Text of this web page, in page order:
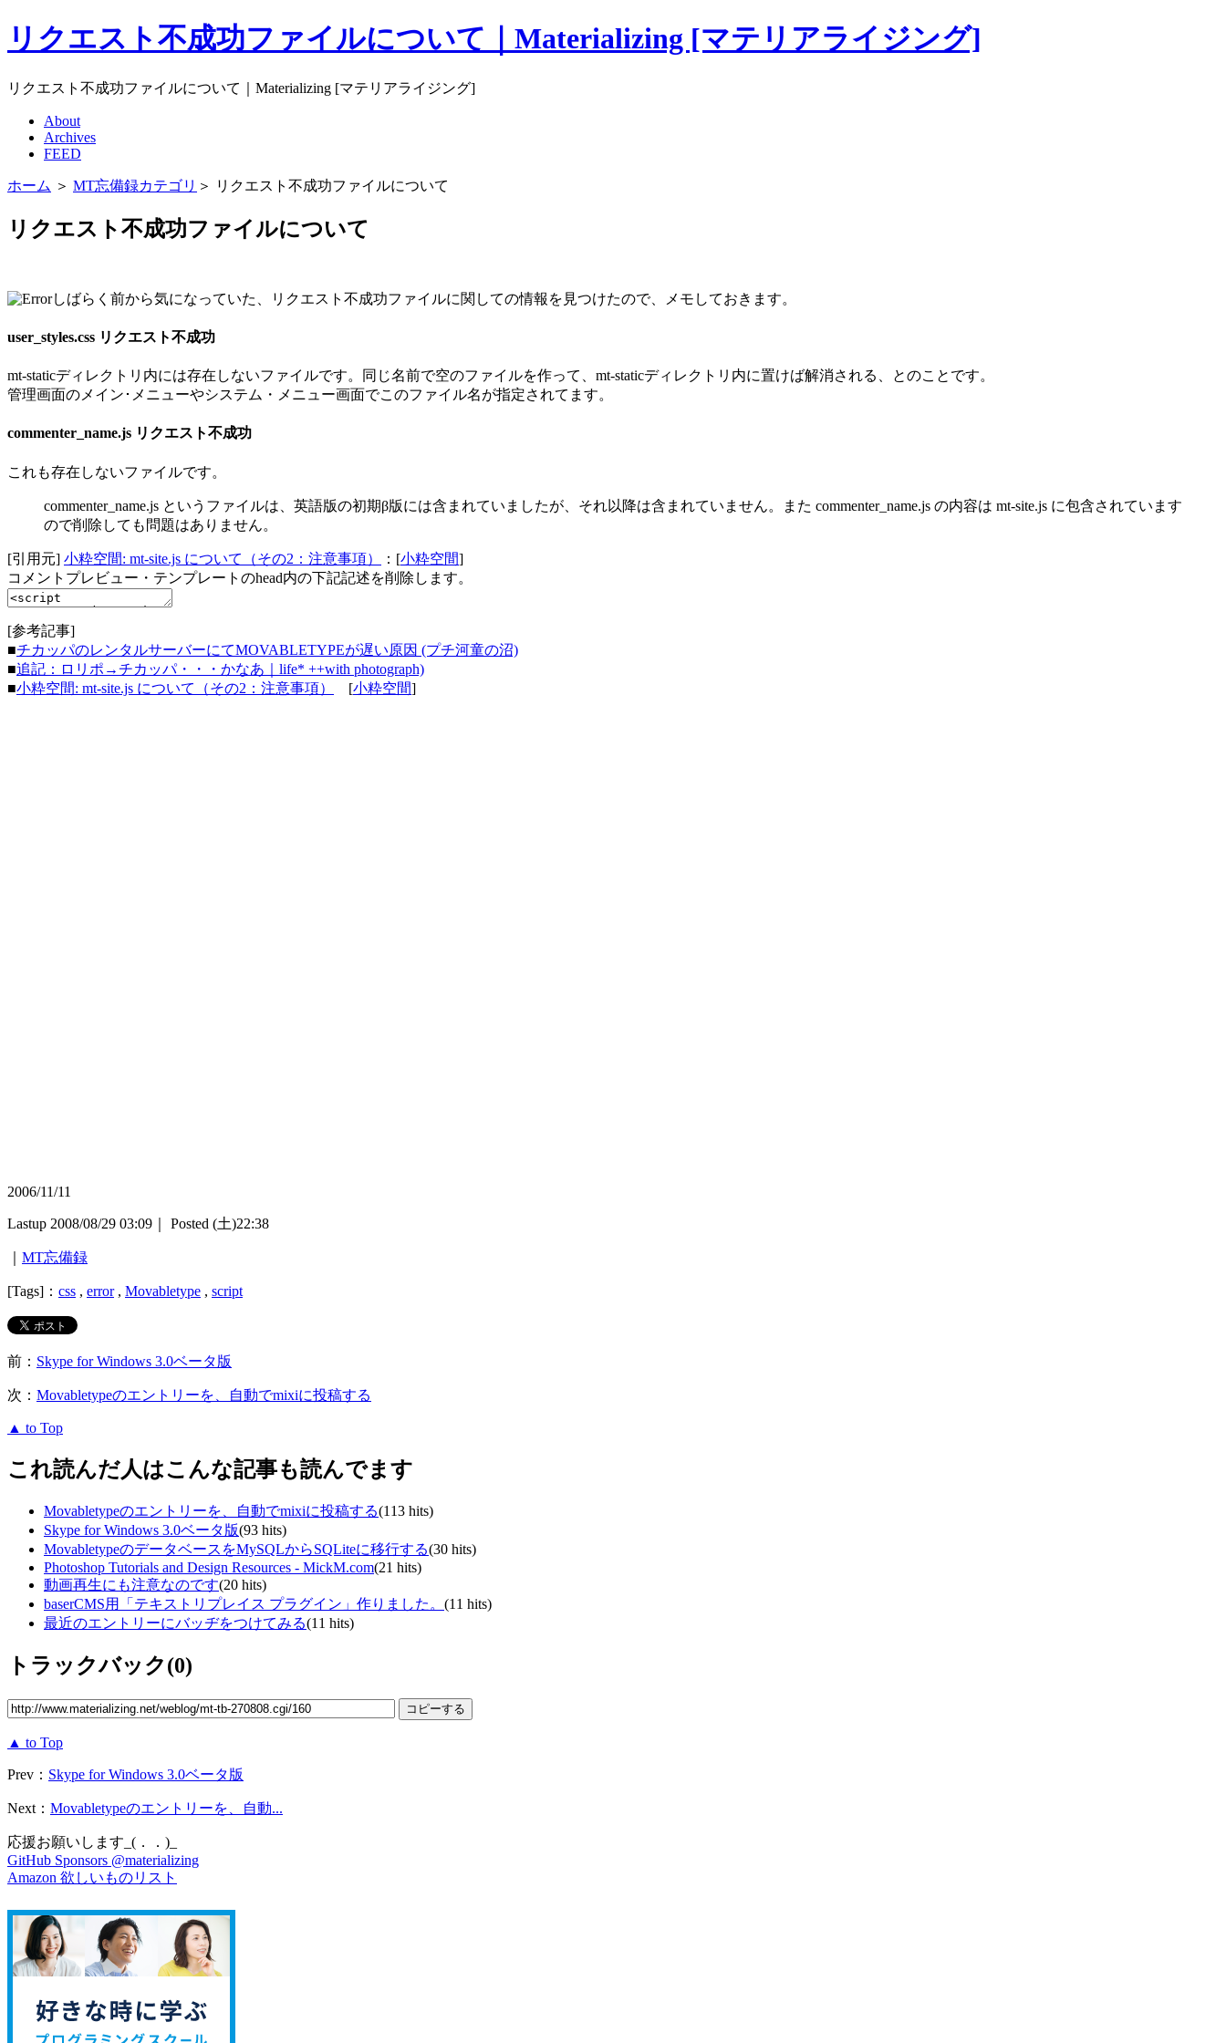
リクエスト不成功ファイルについて｜Materializing [マテリアライジング]
リクエスト不成功ファイルについて｜Materializing [マテリアライジング]
About
Archives
FEED
ホーム ＞ MT忘備録カテゴリ ＞ リクエスト不成功ファイルについて
リクエスト不成功ファイルについて
しばらく前から気になっていた、リクエスト不成功ファイルに関しての情報を見つけたので、メモしておきます。
user_styles.css リクエスト不成功
mt-staticディレクトリ内には存在しないファイルです。同じ名前で空のファイルを作って、mt-staticディレクトリ内に置けば解消される、とのことです。
管理画面のメイン･メニューやシステム・メニュー画面でこのファイル名が指定されてます。
commenter_name.js リクエスト不成功
これも存在しないファイルです。
commenter_name.js というファイルは、英語版の初期β版には含まれていましたが、それ以降は含まれていません。また commenter_name.js の内容は mt-site.js に包含されています
ので削除しても問題はありません。
[引用元] 小粋空間: mt-site.js について（その2：注意事項） ：[小粋空間]
コメントプレビュー・テンプレートのhead内の下記記述を削除します。
[参考記事]
■チカッパのレンタルサーバーにてMOVABLETYPEが遅い原因 (プチ河童の沼)
■追記：ロリポ→チカッパ・・・かなあ｜life* ++with photograph)
■小粋空間: mt-site.js について（その2：注意事項） [小粋空間]
2006/11/11
Lastup 2008/08/29 03:09｜ Posted (土)22:38
MT忘備録
[Tags]： css , error, Movabletype , script
前： Skype for Windows 3.0ベータ版
次： Movabletypeのエントリーを、自動でmixiに投稿する
▲ to Top
これ読んだ人はこんな記事も読んでます
Movabletypeのエントリーを、自動でmixiに投稿する(113 hits)
Skype for Windows 3.0ベータ版(93 hits)
MovabletypeのデータベースをMySQLからSQLiteに移行する(30 hits)
Photoshop Tutorials and Design Resources - MickM.com(21 hits)
動画再生にも注意なのです(20 hits)
baserCMS用「テキストリプレイス プラグイン」作りました。 (11 hits)
最近のエントリーにバッヂをつけてみる(11 hits)
トラックバック(0)
▲ to Top
Prev： Skype for Windows 3.0ベータ版
Next： Movabletypeのエントリーを、自動...
応援お願いします_(．．)_
GitHub Sponsors @materializing
Amazon 欲しいものリスト